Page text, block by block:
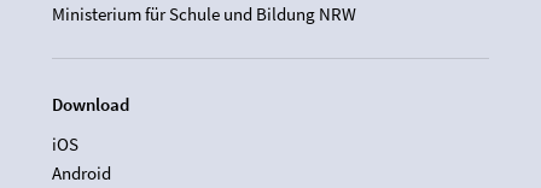
Ministerium für Schule und Bildung NRW
Download
iOS
Android